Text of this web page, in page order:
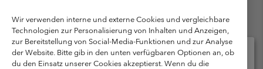
München Deutschland. Alle Rechte vorbehalten.
Nutzungsbedingungen
Allgemeine Verkaufsbedingungen
Garantie
Datenschutzerklärung
Wir verwenden interne und externe Cookies und vergleichbare
Technologien zur Personalisierung von Inhalten und Anzeigen,
zur Bereitstellung von Social-Media-Funktionen und zur Analyse
der Website. Bitte gib in den unten verfügbaren Optionen an, ob
du den Einsatz unserer Cookies akzeptierst. Wenn du die